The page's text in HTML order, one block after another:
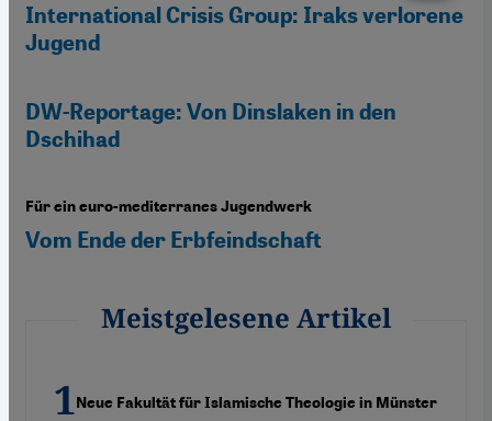
International Crisis Group: Iraks verlorene
Jugend
DW-Reportage: Von Dinslaken in den
Dschihad
Für ein euro-mediterranes Jugendwerk
Vom Ende der Erbfeindschaft
Meistgelesene Artikel
Neue Fakultät für Islamische Theologie in Münster